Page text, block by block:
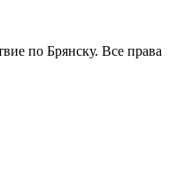
по Брянску. Все права